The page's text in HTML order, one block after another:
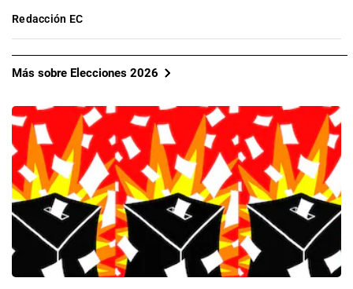
Redacción EC
Más sobre Elecciones 2026